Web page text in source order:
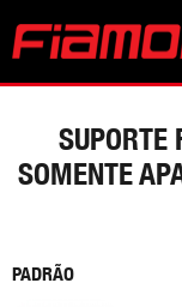
SUPORTE
SOMENTE
PADRÃO